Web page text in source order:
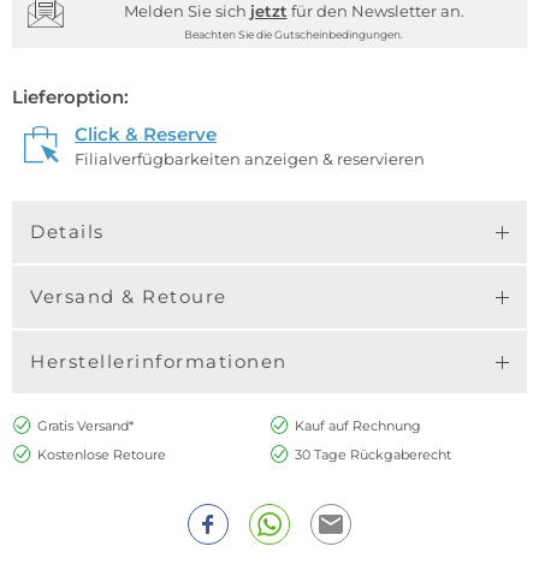
Melden Sie sich jetzt für den Newsletter an.
Beachten Sie die Gutscheinbedingungen.
Lieferoption:
Click & Reserve
Filialverfügbarkeiten anzeigen & reservieren
Details
Versand & Retoure
Herstellerinformationen
Gratis Versand*
Kauf auf Rechnung
Kostenlose Retoure
30 Tage Rückgaberecht